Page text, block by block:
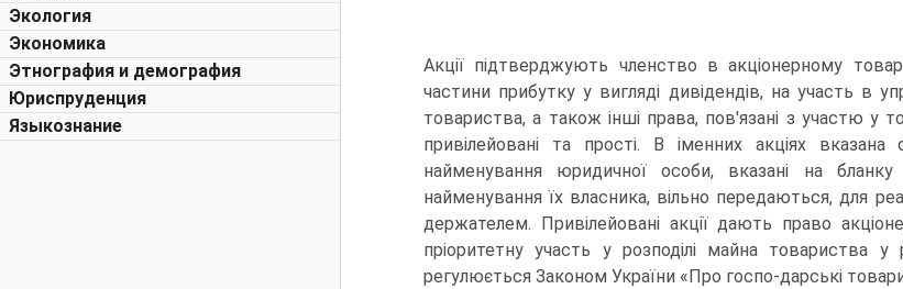
Экология
Экономика
Этнография и демография
Юриспруденция
Языкознание
Акції підтверджують членство в акціонерному
частини прибутку у вигляді дивідендів, на участь в
товариства, а також інші права, пов'язані з участю у
привілейовані та прості. В іменних акціях
найменування юридичної особи, вказані на
найменування їх власника, вільно передаються, для
держателем. Привілейовані акції дають право
пріоритетну участь у розподілі майна товариства у
регулюється Законом України «Про госпо-дарські